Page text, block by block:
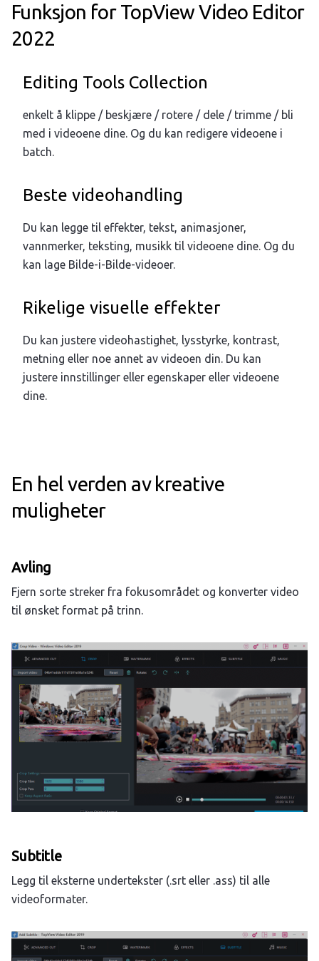
Funksjon for TopView Video Editor
2022
Editing Tools Collection
enkelt å klippe / beskjære / rotere / dele / trimme / bli
med i videoene dine. Og du kan redigere videoene i
batch.
Beste videohandling
Du kan legge til effekter, tekst, animasjoner,
vannmerker, teksting, musikk til videoene dine. Og du
kan lage Bilde-i-Bilde-videoer.
Rikelige visuelle effekter
Du kan justere videohastighet, lysstyrke, kontrast,
metning eller noe annet av videoen din. Du kan
justere innstillinger eller egenskaper eller videoene
dine.
En hel verden av kreative
muligheter
Avling
Fjern sorte streker fra fokusområdet og konverter video
til ønsket format på trinn.
Subtitle
Legg til eksterne undertekster (.srt eller .ass) til alle
videoformater.